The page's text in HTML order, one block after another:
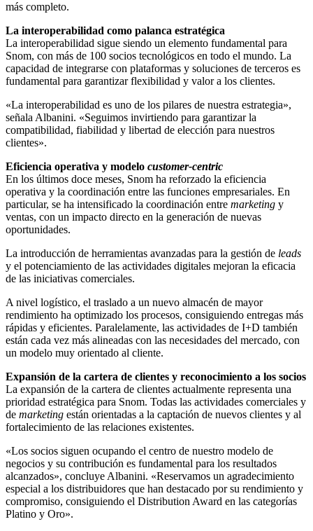
más completo.
La interoperabilidad como palanca estratégica
La interoperabilidad sigue siendo un elemento fundamental para
Snom, con más de 100 socios tecnológicos en todo el mundo. La
capacidad de integrarse con plataformas y soluciones de terceros es
fundamental para garantizar flexibilidad y valor a los clientes.
«La interoperabilidad es uno de los pilares de nuestra estrategia»,
señala Albanini. «Seguimos invirtiendo para garantizar la
compatibilidad, fiabilidad y libertad de elección para nuestros
clientes».
Eficiencia operativa y modelo customer-centric
En los últimos doce meses, Snom ha reforzado la eficiencia
operativa y la coordinación entre las funciones empresariales. En
particular, se ha intensificado la coordinación entre marketing y
ventas, con un impacto directo en la generación de nuevas
oportunidades.
La introducción de herramientas avanzadas para la gestión de leads
y el potenciamiento de las actividades digitales mejoran la eficacia
de las iniciativas comerciales.
A nivel logístico, el traslado a un nuevo almacén de mayor
rendimiento ha optimizado los procesos, consiguiendo entregas más
rápidas y eficientes. Paralelamente, las actividades de I+D también
están cada vez más alineadas con las necesidades del mercado, con
un modelo muy orientado al cliente.
Expansión de la cartera de clientes y reconocimiento a los socios
La expansión de la cartera de clientes actualmente representa una
prioridad estratégica para Snom. Todas las actividades comerciales y
de marketing están orientadas a la captación de nuevos clientes y al
fortalecimiento de las relaciones existentes.
«Los socios siguen ocupando el centro de nuestro modelo de
negocios y su contribución es fundamental para los resultados
alcanzados», concluye Albanini. «Reservamos un agradecimiento
especial a los distribuidores que han destacado por su rendimiento y
compromiso, consiguiendo el Distribution Award en las categorías
Platino y Oro».